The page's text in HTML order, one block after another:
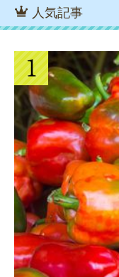
人気記事